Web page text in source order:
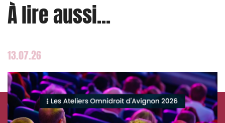
À lire aussi...
13.07.26
Banque finance et assurance
J'ai lu et j'accepte la politique de confidentialité